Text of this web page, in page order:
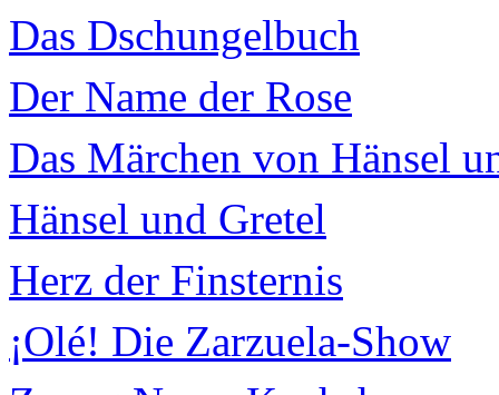
Das Dschungelbuch
Der Name der Rose
Das Märchen von Hänsel
Hänsel und Gretel
Herz der Finsternis
¡Olé! Die Zarzuela-Show